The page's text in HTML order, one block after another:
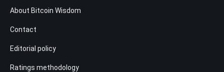
About Bitcoin Wisdom
Contact
Editorial policy
Ratings methodology